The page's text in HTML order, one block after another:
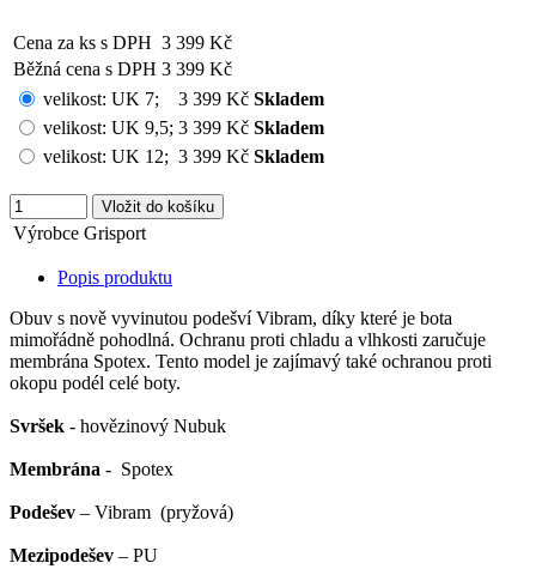
Cena za ks s DPH 3 399 Kč
Běžná cena s DPH 3 399 Kč
velikost: UK 7; 3 399 Kč Skladem
velikost: UK 9,5; 3 399 Kč Skladem
velikost: UK 12; 3 399 Kč Skladem
Výrobce Grisport
Popis produktu
Obuv s nově vyvinutou podešví Vibram, díky které je bota
mimořádně pohodlná. Ochranu proti chladu a vlhkosti zaručuje
membrána Spotex. Tento model je zajímavý také ochranou proti
okopu podél celé boty.
Svršek - hovězinový Nubuk
Membrána - Spotex
Podešev – Vibram (pryžová)
Mezipodešev – PU